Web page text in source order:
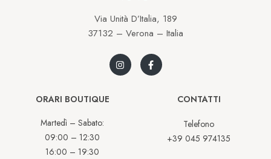
Via Unità D’Italia, 189
37132 – Verona – Italia
ORARI BOUTIQUE
Martedì – Sabato:
09:00 – 12:30
16:00 – 19:30
CONTATTI
Telefono
+39 045 974135